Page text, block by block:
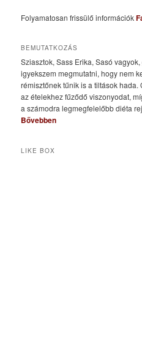
Folyamatosan frissülő információk
BEMUTATKOZÁS
Sziasztok, Sass Erika, Sasó
igyekszem megmutatni, hogy nem
rémisztőnek tűnik is a tiltások
az ételekhez fűződő viszonyodat,
a számodra legmegfelelőbb diéta
Bővebben
LIKE BOX